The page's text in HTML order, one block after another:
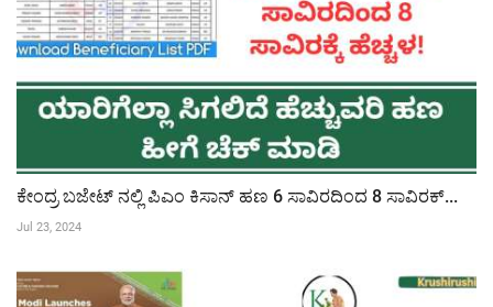
ಕೇಂದ್ರ ಬಜೇಟ್ ನಲ್ಲಿ ಪಿಎಂ ಕಿಸಾನ್ ಹಣ 6 ಸಾವಿರದಿಂದ 8 ಸಾವಿರಕ್...
Jul 23, 2024